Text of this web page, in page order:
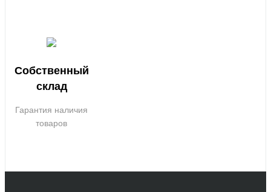
Собственный
склад
Гарантия наличия
товаров